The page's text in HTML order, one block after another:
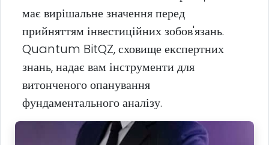
має вирішальне значення перед
прийняттям інвестиційних зобов'язань.
Quantum BitQZ, сховище експертних
знань, надає вам інструменти для
витонченого опанування
фундаментального аналізу.